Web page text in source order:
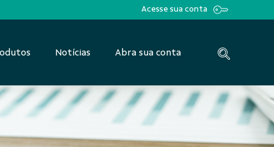
Acesse sua conta
Notícias Abra sua conta